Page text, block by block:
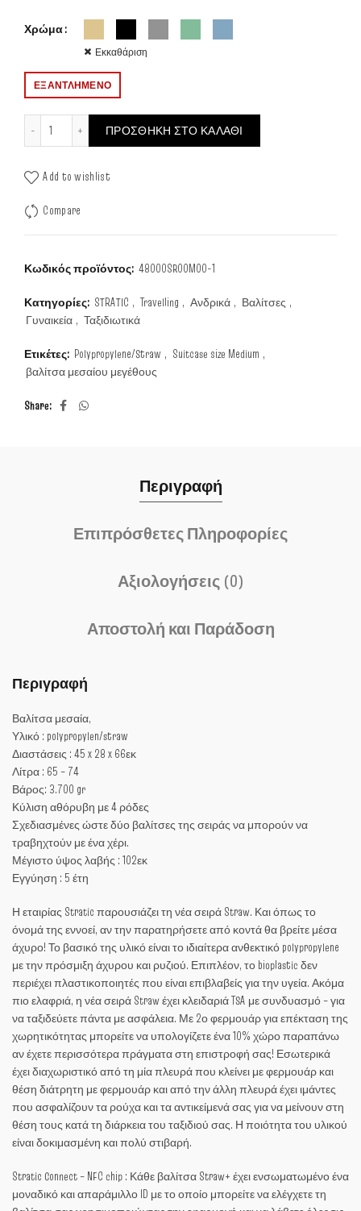
Χρώμα
Εκκαθάριση
ΕΞΑΝΤΛΗΜΈΝΟ
Stratic-Straw+, suitcase M ποσότητα
ΠΡΟΣΘΉΚΗ ΣΤΟ ΚΑΛΆΘΙ
Add to wishlist
Compare
Κωδικός προϊόντος: 48000SR00M00-1
Κατηγορίες: STRATIC , Travelling , Ανδρικά , Βαλίτσες ,
Γυναικεία , Ταξιδιωτικά
Ετικέτες: Polypropylene/Straw , Suitcase size Medium ,
βαλίτσα μεσαίου μεγέθους
Share
Περιγραφή
Επιπρόσθετες Πληροφορίες
Αξιολογήσεις (0)
Αποστολή και Παράδοση
Περιγραφή
Βαλίτσα μεσαία,
Υλικό : polypropylen/straw
Διαστάσεις : 45 x 28 x 66εκ
Λίτρα : 65 – 74
Βάρος: 3.700 gr
Κύλιση αθόρυβη με 4 ρόδες
Σχεδιασμένες ώστε δύο βαλίτσες της σειράς να μπορούν να
τραβηχτούν με ένα χέρι.
Μέγιστο ύψος λαβής : 102εκ
Εγγύηση : 5 έτη
Η εταιρίας Stratic παρουσιάζει τη νέα σειρά Straw. Και όπως το
όνομά της εννοεί, αν την παρατηρήσετε από κοντά θα βρείτε μέσα
άχυρο! Το βασικό της υλικό είναι το ιδιαίτερα ανθεκτικό polypropylene
με την πρόσμιξη άχυρου και ρυζιού. Επιπλέον, το bioplastic δεν
περιέχει πλαστικοποιητές που είναι επιβλαβείς για την υγεία. Ακόμα
πιο ελαφριά, η νέα σειρά Straw έχει κλειδαριά TSA με συνδυασμό – για
να ταξιδεύετε πάντα με ασφάλεια. Με 2ο φερμουάρ για επέκταση της
χωρητικότητας μπορείτε να υπολογίζετε ένα 10% χώρο παραπάνω
αν έχετε περισσότερα πράγματα στη επιστροφή σας! Εσωτερικά
έχει διαχωριστικό από τη μία πλευρά που κλείνει με φερμουάρ και
θέση διάτρητη με φερμουάρ και από την άλλη πλευρά έχει ιμάντες
που ασφαλίζουν τα ρούχα και τα αντικείμενά σας για να μείνουν στη
θέση τους κατά τη διάρκεια του ταξιδιού σας. Η ποιότητα του υλικού
είναι δοκιμασμένη και πολύ στιβαρή.
Stratic Connect – NFC chip : Κάθε βαλίτσα Straw+ έχει ενσωματωμένο ένα
μοναδικό και απαράμιλλο ID με το οποίο μπορείτε να ελέγχετε τη